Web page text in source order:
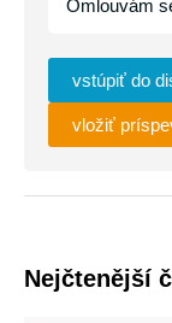
Omlouvám
vstúpiť do
vložiť
Nejčtenější